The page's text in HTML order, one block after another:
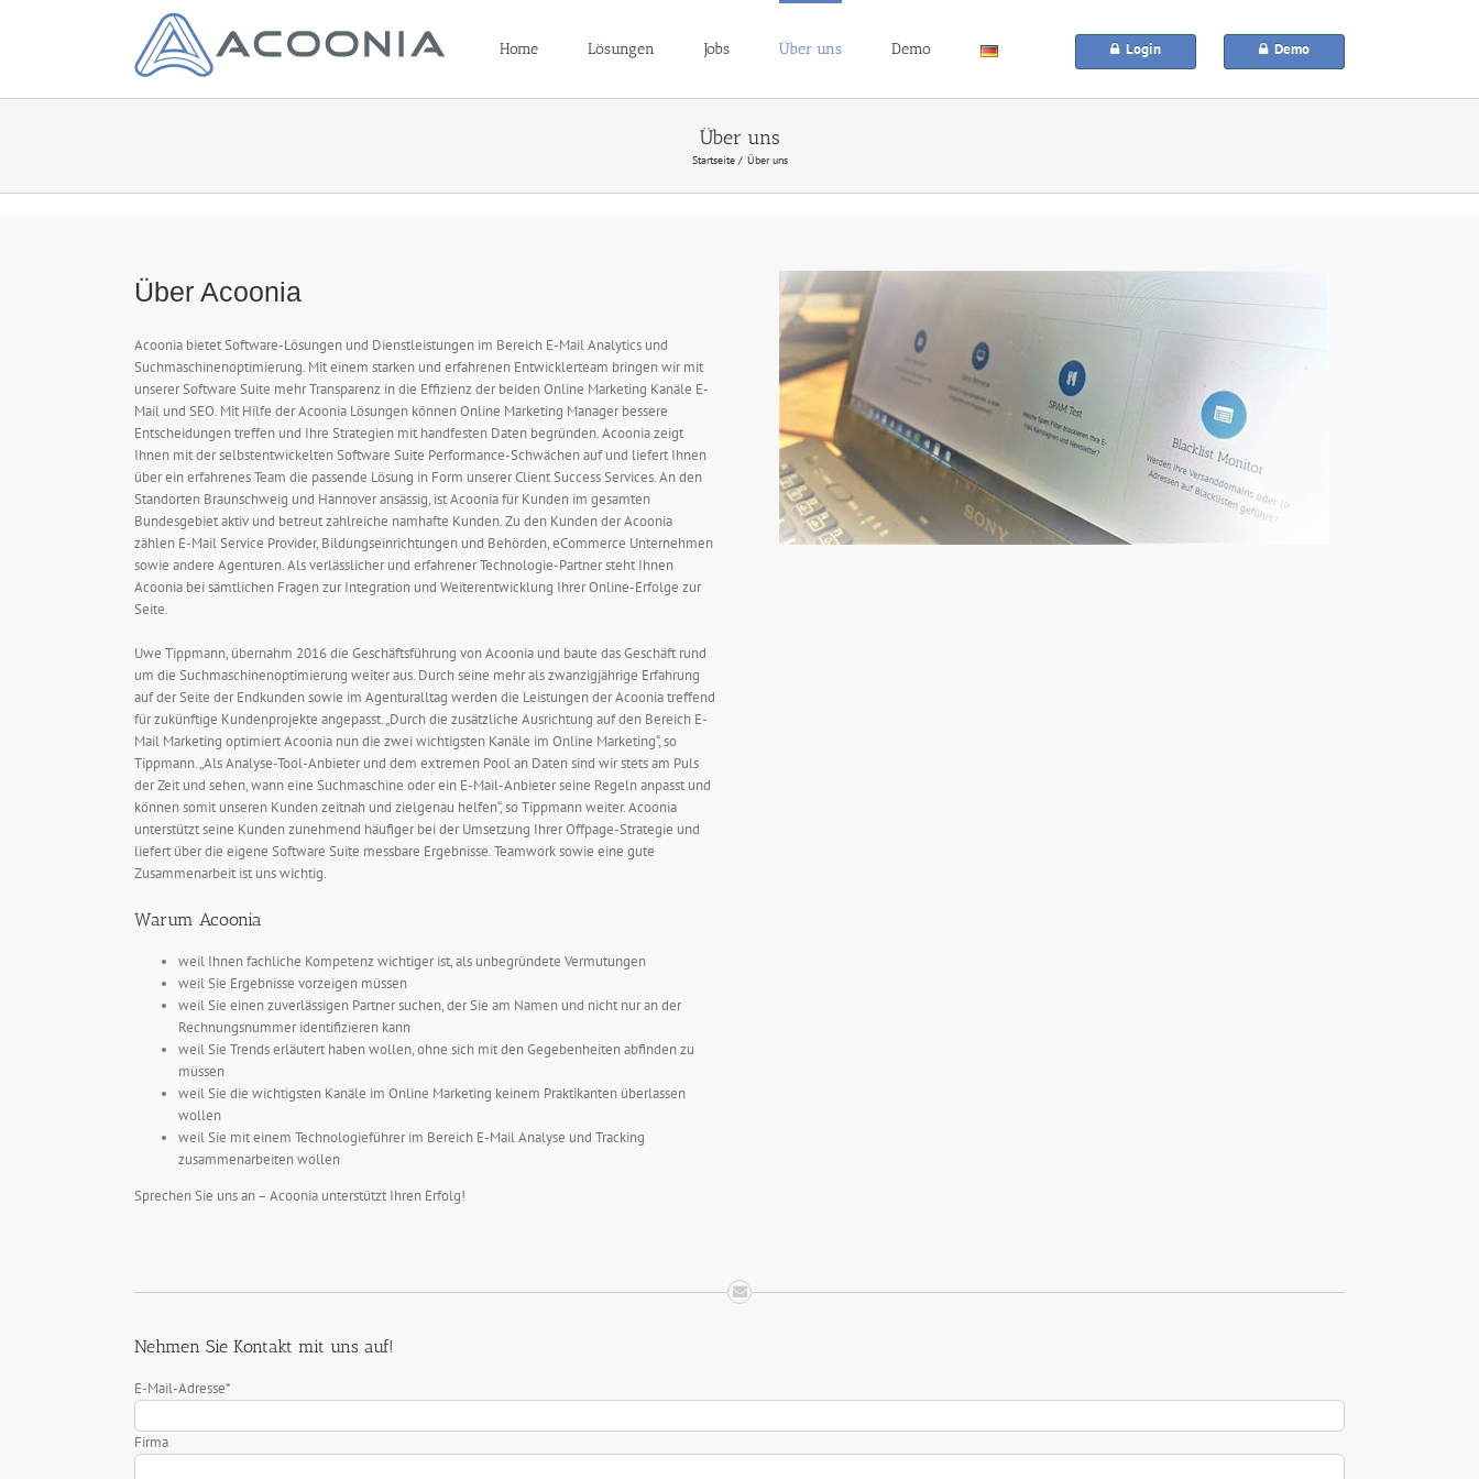
Home Lösungen Jobs Über uns Demo Login Demo
Über uns
Startseite Über uns
Über Acoonia
Acoonia bietet Software-Lösungen und Dienstleistungen im Bereich E-Mail Analytics und
Suchmaschinenoptimierung. Mit einem starken und erfahrenen Entwicklerteam bringen wir mit
unserer Software Suite mehr Transparenz in die Effizienz der beiden Online Marketing Kanäle E-
Mail und SEO. Mit Hilfe der Acoonia Lösungen können Online Marketing Manager bessere
Entscheidungen treffen und Ihre Strategien mit handfesten Daten begründen. Acoonia zeigt
Ihnen mit der selbstentwickelten Software Suite Performance-Schwächen auf und liefert Ihnen
über ein erfahrenes Team die passende Lösung in Form unserer Client Success Services. An den
Standorten Braunschweig und Hannover ansässig, ist Acoonia für Kunden im gesamten
Bundesgebiet aktiv und betreut zahlreiche namhafte Kunden. Zu den Kunden der Acoonia
zählen E-Mail Service Provider, Bildungseinrichtungen und Behörden, eCommerce Unternehmen
sowie andere Agenturen. Als verlässlicher und erfahrener Technologie-Partner steht Ihnen
Acoonia bei sämtlichen Fragen zur Integration und Weiterentwicklung Ihrer Online-Erfolge zur
Seite.
Uwe Tippmann, übernahm 2016 die Geschäftsführung von Acoonia und baute das Geschäft rund
um die Suchmaschinenoptimierung weiter aus. Durch seine mehr als zwanzigjährige Erfahrung
auf der Seite der Endkunden sowie im Agenturalltag werden die Leistungen der Acoonia treffend
für zukünftige Kundenprojekte angepasst. „Durch die zusätzliche Ausrichtung auf den Bereich E-
Mail Marketing optimiert Acoonia nun die zwei wichtigsten Kanäle im Online Marketing“, so
Tippmann. „Als Analyse-Tool-Anbieter und dem extremen Pool an Daten sind wir stets am Puls
der Zeit und sehen, wann eine Suchmaschine oder ein E-Mail-Anbieter seine Regeln anpasst und
können somit unseren Kunden zeitnah und zielgenau helfen“, so Tippmann weiter. Acoonia
unterstützt seine Kunden zunehmend häufiger bei der Umsetzung Ihrer Offpage-Strategie und
liefert über die eigene Software Suite messbare Ergebnisse. Teamwork sowie eine gute
Zusammenarbeit ist uns wichtig.
Warum Acoonia
weil Ihnen fachliche Kompetenz wichtiger ist, als unbegründete Vermutungen
weil Sie Ergebnisse vorzeigen müssen
weil Sie einen zuverlässigen Partner suchen, der Sie am Namen und nicht nur an der
Rechnungsnummer identifizieren kann
weil Sie Trends erläutert haben wollen, ohne sich mit den Gegebenheiten abfinden zu
müssen
weil Sie die wichtigsten Kanäle im Online Marketing keinem Praktikanten überlassen
wollen
weil Sie mit einem Technologieführer im Bereich E-Mail Analyse und Tracking
zusammenarbeiten wollen
Sprechen Sie uns an – Acoonia unterstützt Ihren Erfolg!
Nehmen Sie Kontakt mit uns auf!
E-Mail-Adresse*
Firma